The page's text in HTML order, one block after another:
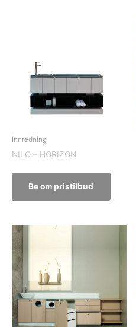
Innredning
NILO – HORIZON
Be om pristilbud